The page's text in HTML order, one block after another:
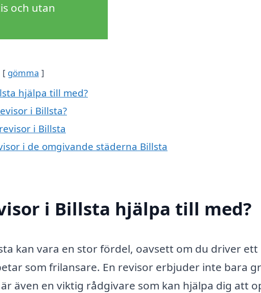
och utan
gömma
hjälpa till med?
i Billsta?
i Billsta
i de omgivande städerna Billsta
i Billsta hjälpa till med?
kan vara en stor fördel, oavsett om du driver
som frilansare. En revisor erbjuder inte bara
även en viktig rådgivare som kan hjälpa dig att